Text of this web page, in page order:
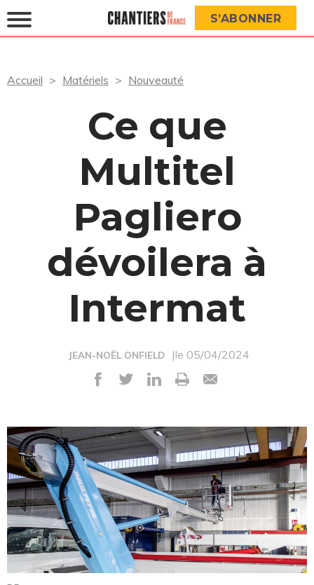
S’ABONNER
Accueil Matériels Nouveauté
Ce que
Multitel
Pagliero
dévoilera à
Intermat
JEAN-NOËL ONFIELD |le 05/04/2024